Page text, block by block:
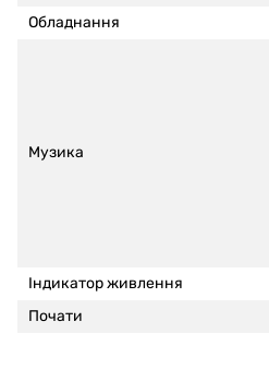
Обладнання
Музика
Індикатор живлення
Почати